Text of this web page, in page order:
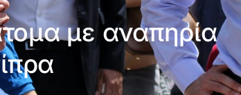
με αναπηρία